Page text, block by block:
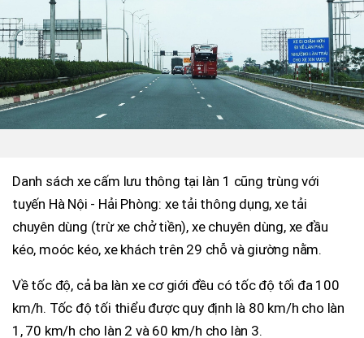
Danh sách xe cấm lưu thông tại làn 1 cũng trùng với
tuyến Hà Nội - Hải Phòng: xe tải thông dụng, xe tải
chuyên dùng (trừ xe chở tiền), xe chuyên dùng, xe đầu
kéo, moóc kéo, xe khách trên 29 chỗ và giường nằm.
Về tốc độ, cả ba làn xe cơ giới đều có tốc độ tối đa 100
km/h. Tốc độ tối thiểu được quy định là 80 km/h cho làn
1, 70 km/h cho làn 2 và 60 km/h cho làn 3.